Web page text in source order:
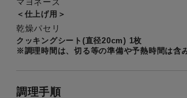
＜仕上げ用＞
乾燥パセリ
クッキングシート(直径20cm) 1枚
※調理時間は、切る等の準備や予熱時間は含
調理手順